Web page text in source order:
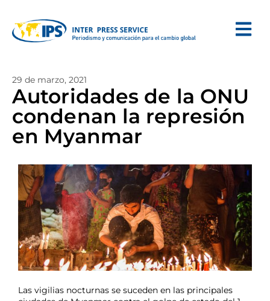
29 de marzo, 2021
Autoridades de la ONU
condenan la represión
en Myanmar
Las vigilias nocturnas se suceden en las principales